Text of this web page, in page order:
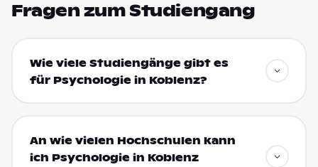
Fragen zum Studiengang
Wie viele Studiengänge gibt es
für Psychologie in Koblenz?
An wie vielen Hochschulen kann
ich Psychologie in Koblenz